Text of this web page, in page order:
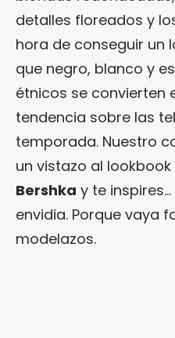
detalles floreados y
hora de conseguir un
que negro, blanco y
étnicos se convierten
tendencia sobre las
temporada. Nuestro
un vistazo al
Bershka y te
envidia. Porque vaya
modelazos.